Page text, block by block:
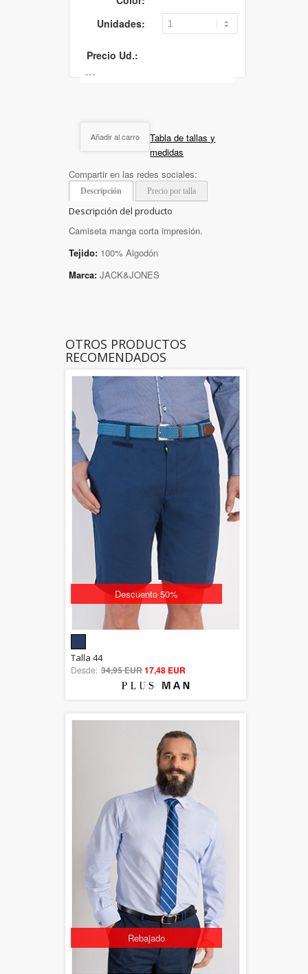
Unidades:
Precio Ud.:
Añadir al carro
Tabla de tallas y
medidas
Compartir en las redes sociales:
Descripción Precio por talla
Descripción del producto
Camiseta manga corta impresión.
Tejido: 100% Algodón
Marca: JACK&JONES
OTROS PRODUCTOS
RECOMENDADOS
Descuento 50%
out of 5
Talla 44
Desde: 34,95 EUR17,48 EUR
Rebajado